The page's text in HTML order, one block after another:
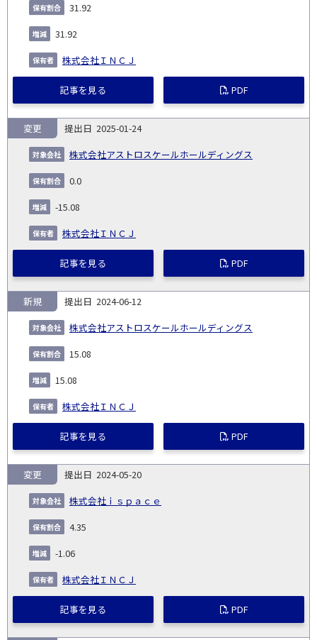
31.92
31.92
株式会社ＩＮＣＪ
記事を見る PDF
2025-01-24
株式会社アストロスケールホールディングス
変更
0.0
-15.08
株式会社ＩＮＣＪ
記事を見る PDF
2024-06-12
株式会社アストロスケールホールディングス
新規
15.08
15.08
株式会社ＩＮＣＪ
記事を見る PDF
2024-05-20
株式会社ｉｓｐａｃｅ
変更
4.35
-1.06
株式会社ＩＮＣＪ
記事を見る PDF